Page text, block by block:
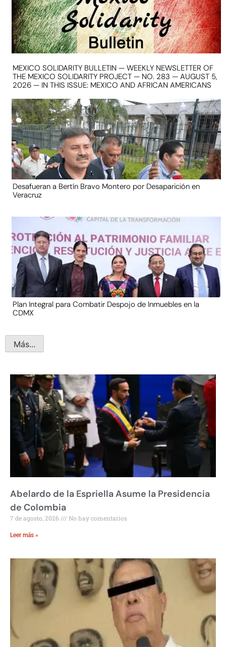
MEXICO SOLIDARITY BULLETIN — WEEKLY NEWSLETTER OF
THE MEXICO SOLIDARITY PROJECT — NO. 283 — AUGUST 5,
2026 — IN THIS ISSUE: MEXICO AND AFRICAN AMERICANS
Desafueran a Bertín Bravo Montero por Desaparición en
Veracruz
Plan Integral para Combatir Despojo de Inmuebles en la
CDMX
Más...
Abelardo de la Espriella Asume la Presidencia
de Colombia
7 de agosto, 2026 No hay comentarios
Leer más »